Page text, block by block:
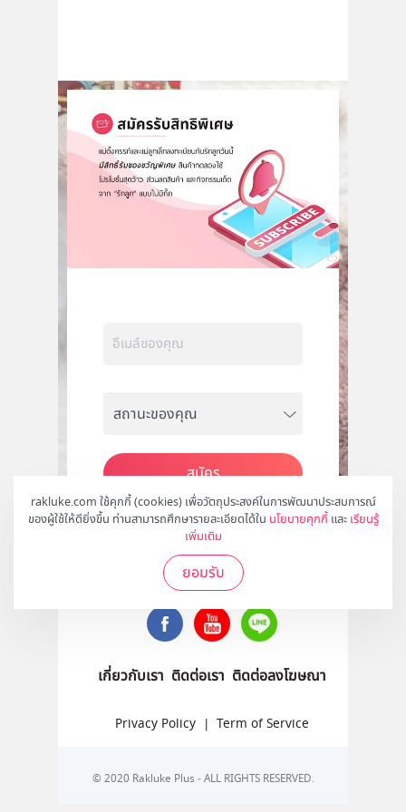
rakluke.com ใช้คุกกี้ (cookies) เพื่อวัตถุประสงค์ในการพัฒนาประสบการณ์
ของผู้ใช้ให้ดียิ่งขึ้น ท่านสามารถศึกษารายละเอียดได้ใน นโยบายคุกกี้ และ เรียนรู้
เพิ่มเติม
ยอมรับ
สมัคร
ติดตามเราได้ที่
เกี่ยวกับเรา ติดต่อเรา ติดต่อลงโฆษณา
Privacy Policy | Term of Service
© 2020 Rakluke Plus - ALL RIGHTS RESERVED.